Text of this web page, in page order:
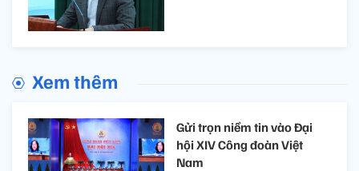
Xem thêm
Gửi trọn niềm tin vào Đại
hội XIV Công đoàn Việt
Nam